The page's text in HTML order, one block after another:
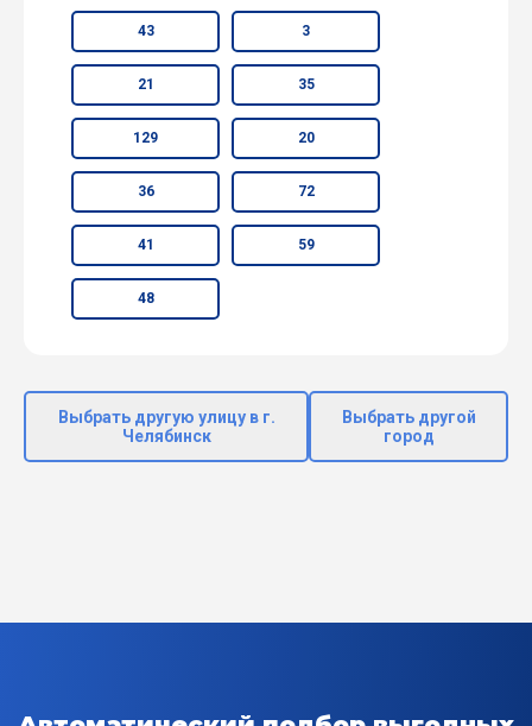
43 3
21 35
129 20
36 72
41 59
48
Выбрать другую улицу в г.
Челябинск
Выбрать другой
город